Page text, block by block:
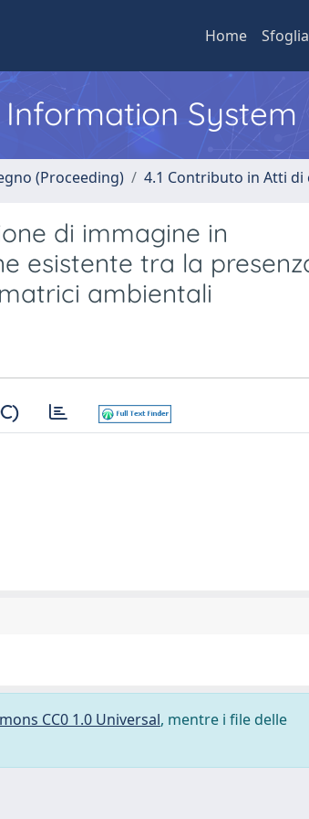
Home Sfoglia
System
(Proceeding) 4.1 Contributo in Atti di
di immagine in
esistente tra la
ambientali
CC0 1.0 Universal, mentre i file delle